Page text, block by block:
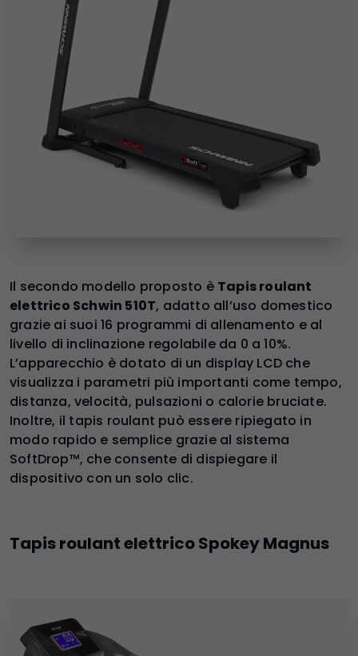
Il secondo modello proposto è Tapis roulant
elettrico Schwin 510T, adatto all’uso domestico
grazie ai suoi 16 programmi di allenamento e al
livello di inclinazione regolabile da 0 a 10%.
L’apparecchio è dotato di un display LCD che
visualizza i parametri più importanti come tempo,
distanza, velocità, pulsazioni o calorie bruciate.
Inoltre, il tapis roulant può essere ripiegato in
modo rapido e semplice grazie al sistema
SoftDrop™, che consente di dispiegare il
dispositivo con un solo clic.
Tapis roulant elettrico Spokey Magnus